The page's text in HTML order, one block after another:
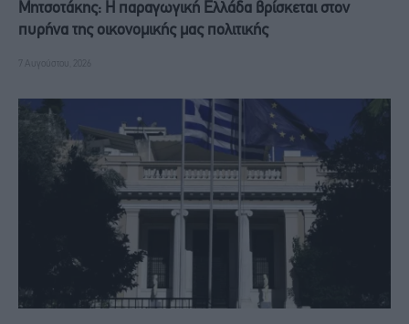
Μητσοτάκης: Η παραγωγική Ελλάδα βρίσκεται στον
πυρήνα της οικονομικής μας πολιτικής
7 Αυγούστου, 2026